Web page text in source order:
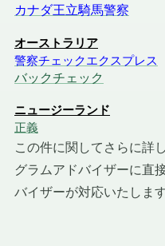
カナダ王立騎馬警察
オーストラリア
警察チェックエクスプレス
バックチェック
ニュージーランド
正義
この件に関してさらに詳
グラムアドバイザーに直
バイザーが対応いたします